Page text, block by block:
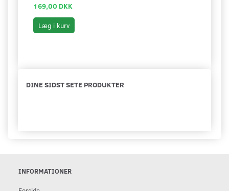
169,00 DKK
Læg i kurv
DINE SIDST SETE PRODUKTER
INFORMATIONER